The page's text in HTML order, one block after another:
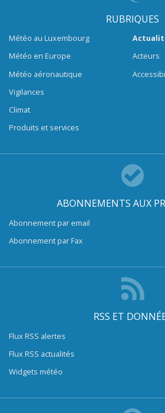
RUBRIQUES
Météo au Luxembourg
Météo en Europe
Météo aéronautique
Vigilances
Climat
Produits et services
Acteurs
ABONNEMENTS AUX
Abonnement par email
Abonnement par Fax
RSS ET
Flux RSS alertes
Flux RSS actualités
Widgets météo